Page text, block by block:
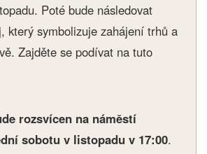
Poté bude následovat
který symbolizuje zahájení trhů a
Zajděte se podívat na tuto
rozsvícen na náměstí
sobotu v listopadu v 17:00.